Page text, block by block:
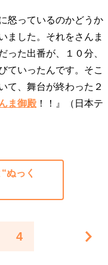
怒っているのかどうか
ました。それをさんま
った出番が、１０分、
ていったんです。そこ
て、舞台が終わった２
ま御殿！！』（日本テ
ぬっく
4